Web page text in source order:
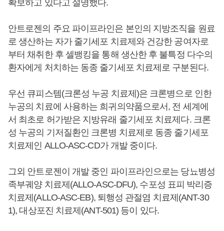
확보하고 있다고 설명했다.
안트로젠의 주요 파이프라인은 본인의 지방조직을 원료
로 생산하는 자가 줄기세포 치료제와 건강한 공여자로
부터 채취한 후 셀뱅킹을 통해 생산한 후 불특정 다수의
환자에게 처치하는 동종 줄기세포 치료제로 구분된다.
우선 큐피스템(크론성 누공 치료제)은 크론병으로 인한
누공의 치료에 사용하는 희귀의약품으로서, 전 세계에
서 최초로 허가받은 지방유래 줄기세포 치료제다. 크론
성 누공의 기저질환인 크론병 치료제로 동종 줄기세포
치료제인 ALLO-ASC-CD가 개발 중이다.
그외 안트로젠이 개발 중인 파이프라인으로는 당뇨병성
족부궤양 치료제(ALLO-ASC-DFU), 수포성 표피 박리증
치료제(ALLO-ASC-EB), 퇴행성 관절염 치료제(ANT-30
1), 대상포진 치료제(ANT-501) 등이 있다.